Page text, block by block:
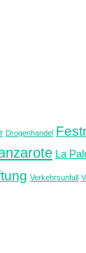
Drogenhandel
La
Verkehrsunfall